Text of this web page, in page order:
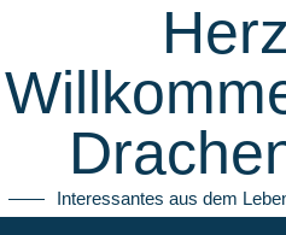
Interessantes aus dem